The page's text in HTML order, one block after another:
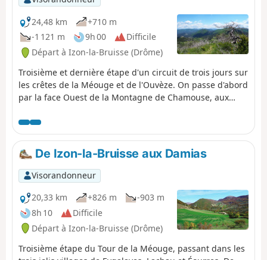
24,48 km
+710 m
-1 121 m
9h 00
Difficile
Départ à Izon-la-Bruisse (Drôme)
Troisième et dernière étape d'un circuit de trois jours sur
les crêtes de la Méouge et de l'Ouvèze. On passe d'abord
par la face Ouest de la Montagne de Chamouse, aux
remarquable Col de Perty. Ensuite, on part en crête sur
plusieurs kilomètres par le sommet de l'Arsuc et le Serre
de Charbouisse, pour des vues époustouflantes sur les
Alpes et la vallée de l'Ouvèze. Le dernier tiers de la
journée permet d'explorer les hameaux de la vallée, dans
une jolie ambiance agraire.
De Izon-la-Bruisse aux Damias
Visorandonneur
20,33 km
+826 m
-903 m
8h 10
Difficile
Départ à Izon-la-Bruisse (Drôme)
Troisième étape du Tour de la Méouge, passant dans les